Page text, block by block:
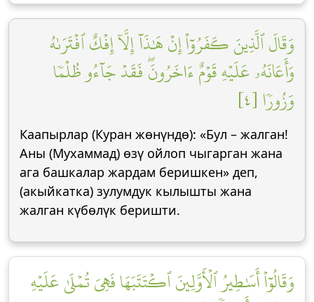
وَقَالَ ٱلَّذِينَ كَفَرُوٓاْ إِنۡ هَٰذَآ إِلَّآ إِفۡكٌ ٱفۡتَرَىٰهُ
وَأَعَانَهُۥ عَلَيۡهِ قَوۡمٌ ءَاخَرُونَۖ فَقَدۡ جَآءُو ظُلۡمٗا
وَزُورٗا [٤]
Каапырлар (Куран жөнүндө): «Бул – жалган!
Аны (Мухаммад) өзү ойлоп чыгарган жана
ага башкалар жардам беришкен» деп,
(акыйкатка) зулумдук кылышты жана
жалган күбөлүк беришти.
وَقَالُوٓاْ أَسَٰطِيرُ ٱلۡأَوَّلِينَ ٱكۡتَتَبَهَا فَهِيَ تُمۡلَىٰ عَلَيۡهِ